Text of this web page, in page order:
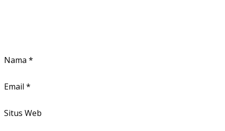
Nama *
Email *
Situs Web